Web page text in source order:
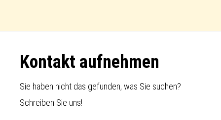
Footer
Kontakt aufnehmen
Sie haben nicht das gefunden, was Sie suchen?
Schreiben Sie uns!